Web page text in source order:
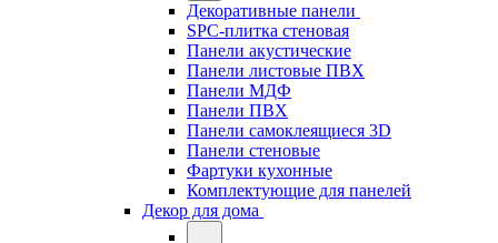
Декоративные панели
SPC-плитка стеновая
Панели акустические
Панели листовые ПВХ
Панели МДФ
Панели ПВХ
Панели самоклеящиеся 3D
Панели стеновые
Фартуки кухонные
Комплектующие для панелей
Декор для дома